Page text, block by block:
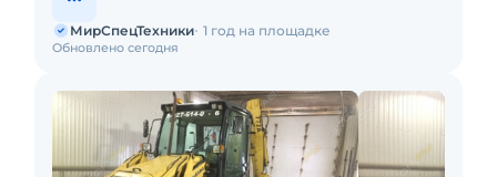
Обновлено сегодня
МирСпецТехники 1 год на площадке